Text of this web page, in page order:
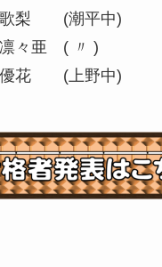
歌梨 (潮平中)
々亜 ( 〃 )
優花 (上野中)